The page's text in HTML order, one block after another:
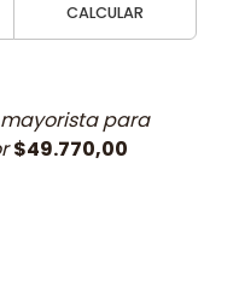
CALCULAR
para
$49.770,00